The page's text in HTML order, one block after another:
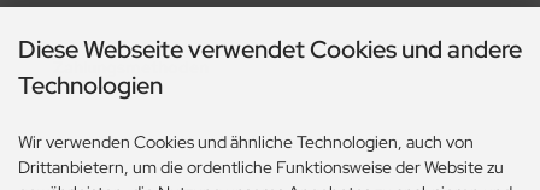
Diese Webseite verwendet Cookies und andere
Technologien
Wir verwenden Cookies und ähnliche Technologien, auch von
Drittanbietern, um die ordentliche Funktionsweise der Website zu